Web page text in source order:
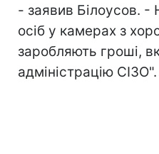
- заявив Білоусов. -
осіб у камерах з
заробляють гроші,
адміністрацію СІЗО".